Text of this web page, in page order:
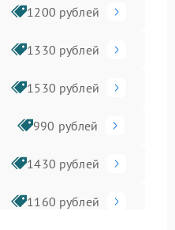
1200 рублей
1330 рублей
1530 рублей
990 рублей
1430 рублей
1160 рублей